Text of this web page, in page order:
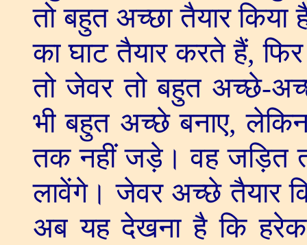
तो बहुत अच्छा तैयार
का घाट तैयार करते हैं,
तो जेवर तो बहुत अच्छे-
भी बहुत अच्छे बनाए,
तक नहीं जड़े। वह जड़ित
लावेंगे। जेवर अच्छे तैयार
अब यह देखना है कि